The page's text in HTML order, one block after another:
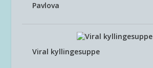
Pavlova
Viral kyllingesuppe